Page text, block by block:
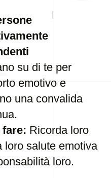
su di te per
emotivo e
una convalida
fare: Ricorda loro
loro salute emotiva
loro.